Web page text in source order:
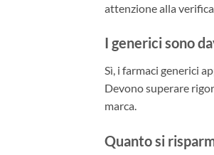
attenzione alla
I generici sono
Sì, i farmaci generici
Devono superare
marca.
Quanto si